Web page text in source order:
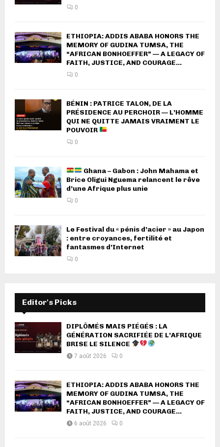
0
ETHIOPIA: ADDIS ABABA HONORS THE
MEMORY OF GUDINA TUMSA, THE
“AFRICAN BONHOEFFER” — A LEGACY OF
FAITH, JUSTICE, AND COURAGE...
0
BÉNIN : PATRICE TALON, DE LA
PRÉSIDENCE AU PERCHOIR — L’HOMME
QUI NE QUITTE JAMAIS VRAIMENT LE
POUVOIR
0
Ghana – Gabon : John Mahama et
Brice Oligui Nguema relancent le rêve
d’une Afrique plus unie
0
Le Festival du « pénis d’acier » au Japon
: entre croyances, fertilité et
fantasmes d’Internet
0
Editor's Picks
DIPLÔMÉS MAIS PIÉGÉS : LA
GÉNÉRATION SACRIFIÉE DE L’AFRIQUE
BRISE LE SILENCE
7 août 2026 0
ETHIOPIA: ADDIS ABABA HONORS THE
MEMORY OF GUDINA TUMSA, THE
“AFRICAN BONHOEFFER” — A LEGACY OF
FAITH, JUSTICE, AND COURAGE...
6 août 2026 0